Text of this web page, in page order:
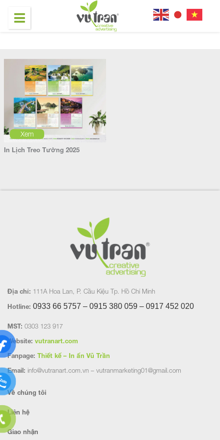
Xem
In Lịch Treo Tường 2025
Địa chỉ: 111A Hoa Lan, P. Cầu Kiệu Tp. Hồ Chí Minh
Hotline: 0933 66 5757 – 0915 380 059 – 0917 452 020
MST: 0303 123 917
Website: vutranart.com
Fanpage: Thiết kế – In ấn Vũ Trần
Email: info@vutranart.com.vn – vutranmarketing01@gmail.com
Về chúng tôi
Liên hệ
Giao nhận